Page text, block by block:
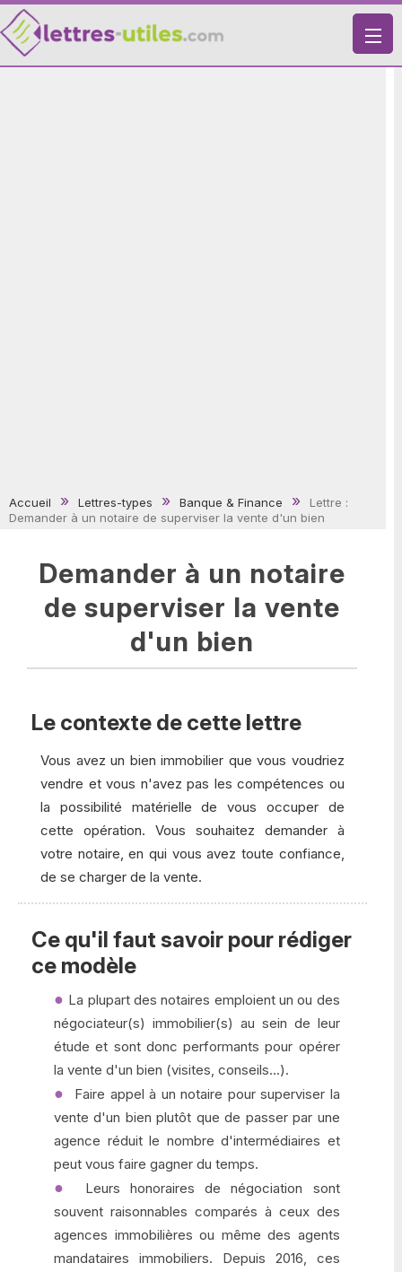
X
Accueil Lettres-types Banque & Finance
Lettre :
Demander à un notaire de superviser la vente d'un bien
Demander à un notaire
de superviser la vente
d'un bien
Le contexte de cette lettre
Vous avez un bien immobilier que vous voudriez
vendre et vous n'avez pas les compétences ou
la possibilité matérielle de vous occuper de
cette opération. Vous souhaitez demander à
votre notaire, en qui vous avez toute confiance,
de se charger de la vente.
Ce qu'il faut savoir pour rédiger
ce modèle
La plupart des notaires emploient un ou des
négociateur(s) immobilier(s) au sein de leur
étude et sont donc performants pour opérer
la vente d'un bien (visites, conseils...).
Faire appel à un notaire pour superviser la
vente d'un bien plutôt que de passer par une
agence réduit le nombre d'intermédiaires et
peut vous faire gagner du temps.
Leurs honoraires de négociation sont
souvent raisonnables comparés à ceux des
agences immobilières ou même des agents
mandataires immobiliers. Depuis 2016, ces